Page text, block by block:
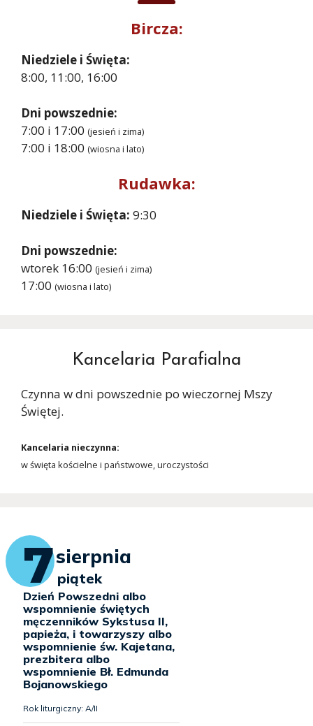
Bircza:
Niedziele i Święta:
8:00, 11:00, 16:00
Dni powszednie:
7:00 i 17:00 (jesień i zima)
7:00 i 18:00 (wiosna i lato)
Rudawka:
Niedziele i Święta: 9:30
Dni powszednie:
wtorek 16:00 (jesień i zima)
17:00 (wiosna i lato)
Kancelaria Parafialna
Czynna w dni powszednie po wieczornej Mszy
Świętej.
Kancelaria nieczynna:
w święta kościelne i państwowe, uroczystości